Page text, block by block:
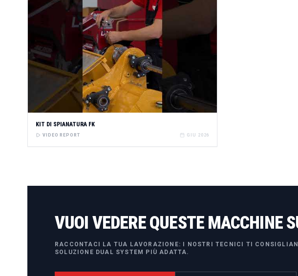
KIT DI SPIANATURA FK
VIDEO REPORT GIU 2026
VUOI VEDERE QUESTE MACCHINE
RACCONTACI LA TUA LAVORAZIONE: I NOSTRI TECNICI TI
SOLUZIONE DUAL SYSTEM PIÙ ADATTA.